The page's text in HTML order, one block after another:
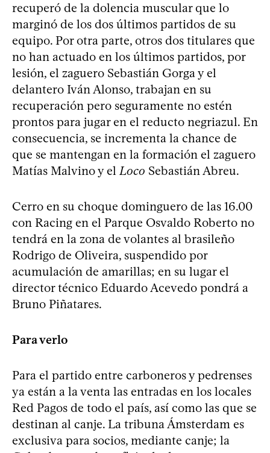
recuperó de la dolencia muscular que lo
marginó de los dos últimos partidos de su
equipo. Por otra parte, otros dos titulares que
no han actuado en los últimos partidos, por
lesión, el zaguero Sebastián Gorga y el
delantero Iván Alonso, trabajan en su
recuperación pero seguramente no estén
prontos para jugar en el reducto negriazul. En
consecuencia, se incrementa la chance de
que se mantengan en la formación el zaguero
Matías Malvino y elLoco Sebastián Abreu.
Cerro en su choque dominguero de las 16.00
con Racing en el Parque Osvaldo Roberto no
tendrá en la zona de volantes al brasileño
Rodrigo de Oliveira, suspendido por
acumulación de amarillas; en su lugar el
director técnico Eduardo Acevedo pondrá a
Bruno Piñatares.
Para verlo
Para el partido entre carboneros y pedrenses
ya están a la venta las entradas en los locales
Red Pagos de todo el país, así como las que se
destinan al canje. La tribuna Ámsterdam es
exclusiva para socios, mediante canje; la